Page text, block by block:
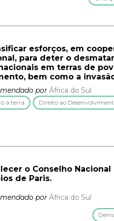
esforços, em
para deter o
em terras de
bem como a
por África do Sul
à terra Direito ao
o Conselho
de Paris.
por África do Sul